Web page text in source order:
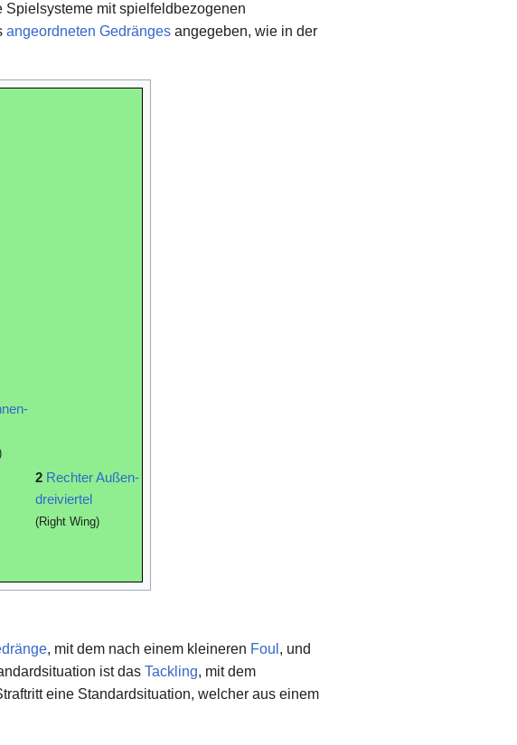
Spielsysteme mit spielfeldbezogenen
angeordneten Gedränges angegeben, wie in der
2 Rechter Außen-
dreiviertel
(Right Wing)
, mit dem nach einem kleineren Foul , und
ist das Tackling, mit dem
eine Standardsituation, welcher aus einem